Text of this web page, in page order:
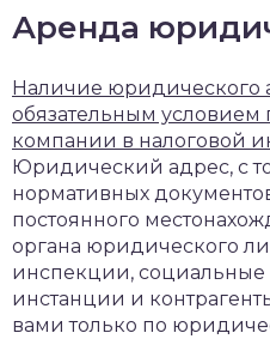
Аренда
Наличие юридического
обязательным условием
компании в налоговой
Юридический адрес, с
нормативных
постоянного
органа юридического
инспекции,
инстанции и
вами только по